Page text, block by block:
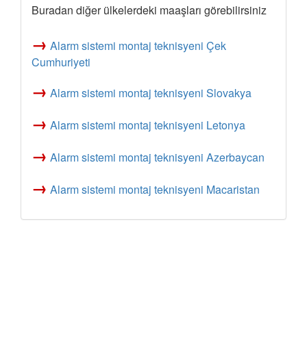
Buradan diğer ülkelerdeki maaşları görebilirsiniz
→ Alarm sistemi montaj teknisyeni Çek
Cumhuriyeti
→ Alarm sistemi montaj teknisyeni Slovakya
→ Alarm sistemi montaj teknisyeni Letonya
→ Alarm sistemi montaj teknisyeni Azerbaycan
→ Alarm sistemi montaj teknisyeni Macaristan